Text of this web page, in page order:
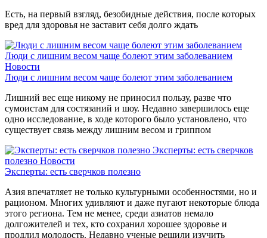
Есть, на первый взгляд, безобидные действия, после которых
вред для здоровья не заставит себя долго ждать
Люди с лишним весом чаще болеют этим заболеванием
Новости
Люди с лишним весом чаще болеют этим заболеванием
Лишний вес еще никому не приносил пользу, разве что
сумоистам для состязаний и шоу. Недавно завершилось еще
одно исследование, в ходе которого было установлено, что
существует связь между лишним весом и гриппом
Эксперты: есть сверчков
полезно Новости
Эксперты: есть сверчков полезно
Азия впечатляет не только культурными особенностями, но и
рационом. Многих удивляют и даже пугают некоторые блюда
этого региона. Тем не менее, среди азиатов немало
долгожителей и тех, кто сохранил хорошее здоровье и
продлил молодость. Недавно ученые решили изучить